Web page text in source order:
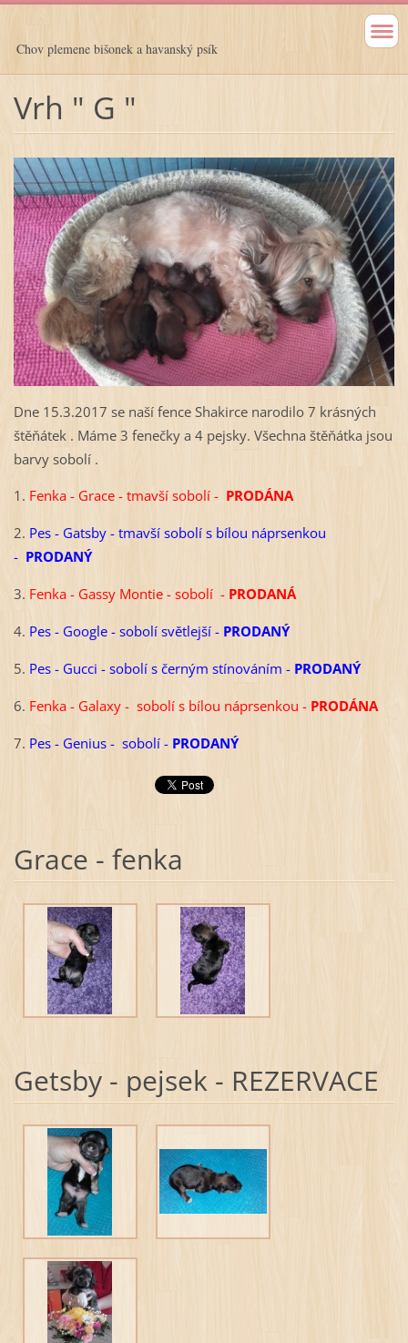
Chov plemene bišonek a havanský psík
Vrh " G "
Dne 15.3.2017 se naší fence Shakirce narodilo 7 krásných
štěňátek . Máme 3 fenečky a 4 pejsky. Všechna štěňátka jsou
barvy sobolí .
1. Fenka - Grace - tmavší sobolí - PRODÁNA
2. Pes - Gatsby - tmavší sobolí s bílou náprsenkou
- PRODANÝ
3. Fenka - Gassy Montie - sobolí - PRODANÁ
4. Pes - Google - sobolí světlejší - PRODANÝ
5. Pes - Gucci - sobolí s černým stínováním - PRODANÝ
6. Fenka - Galaxy - sobolí s bílou náprsenkou - PRODÁNA
7. Pes - Genius - sobolí - PRODANÝ
Grace - fenka
Getsby - pejsek - REZERVACE